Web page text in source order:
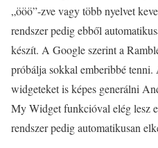
„ööö”-zve vagy több nyelvet
rendszer pedig ebből
készít. A Google szerint a
próbálja sokkal emberibbé
widgeteket is képes generálni
My Widget funkcióval elég lesz
rendszer pedig automatikusan